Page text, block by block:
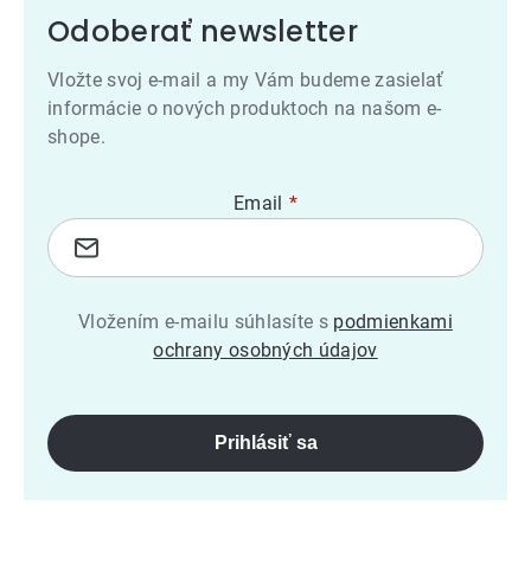
Odoberať newsletter
Vložte svoj e-mail a my Vám budeme zasielať
informácie o nových produktoch na našom e-
shope.
Email
Vložením e-mailu súhlasíte s podmienkami
ochrany osobných údajov
Prihlásiť sa